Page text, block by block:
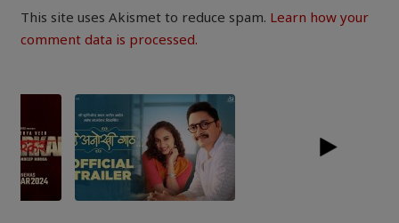
This site uses Akismet to reduce spam. Learn how your
comment data is processed.